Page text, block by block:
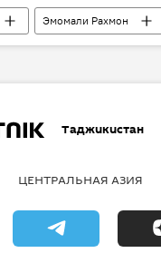
Эмомали Рахмон
Таджикистан
ЦЕНТРАЛЬНАЯ АЗИЯ